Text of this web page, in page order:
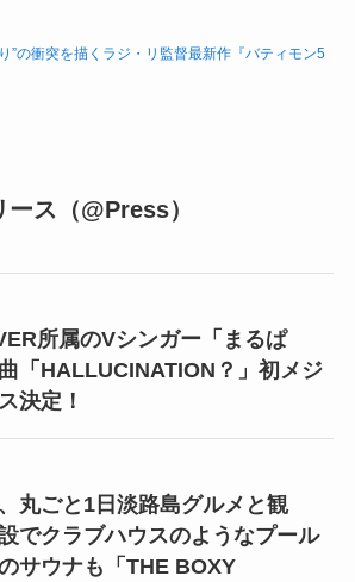
”の衝突を描くラジ・リ監督最新作『バティモン5
ス（@Press）
所属のVシンガー「まるぱ
「HALLUCINATION？」初メジ
決定！
丸ごと1日淡路島グルメと観
でクラブハウスのようなプール
サウナも「THE BOXY